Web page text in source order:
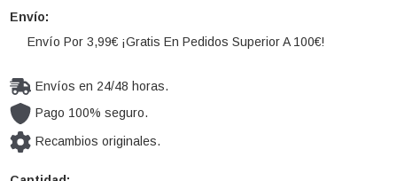
Envío:
Envío Por 3,99€ ¡Gratis En Pedidos Superior A 100€!
Envíos en 24/48 horas.
Pago 100% seguro.
Recambios originales.